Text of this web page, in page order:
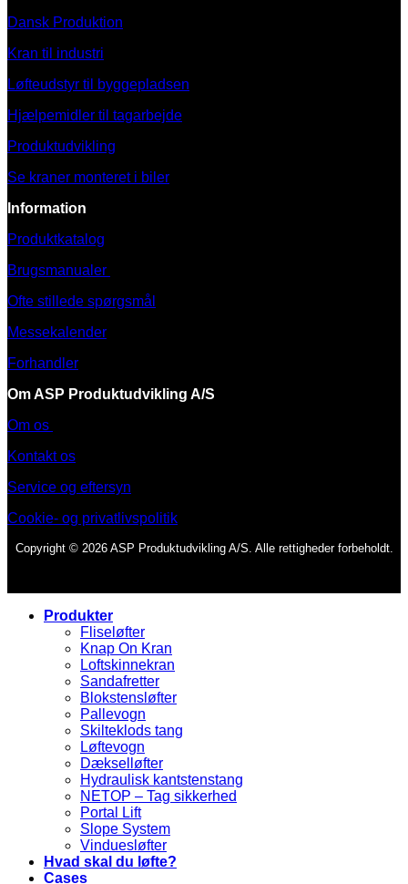
Dansk Produktion
Kran til industri
Løfteudstyr til byggepladsen
Hjælpemidler til tagarbejde
Produktudvikling
Se kraner monteret i biler
Information
Produktkatalog
Brugsmanualer
Ofte stillede spørgsmål
Messekalender
Forhandler
Om ASP Produktudvikling A/S
Om os
Kontakt os
Service og eftersyn
Cookie- og privatlivspolitik
Copyright © 2026 ASP Produktudvikling A/S. Alle rettigheder forbeholdt.
Produkter
Fliseløfter
Knap On Kran
Loftskinnekran
Sandafretter
Blokstensløfter
Pallevogn
Skilteklods tang
Løftevogn
Dækselløfter
Hydraulisk kantstenstang
NETOP – Tag sikkerhed
Portal Lift
Slope System
Vinduesløfter
Hvad skal du løfte?
Cases